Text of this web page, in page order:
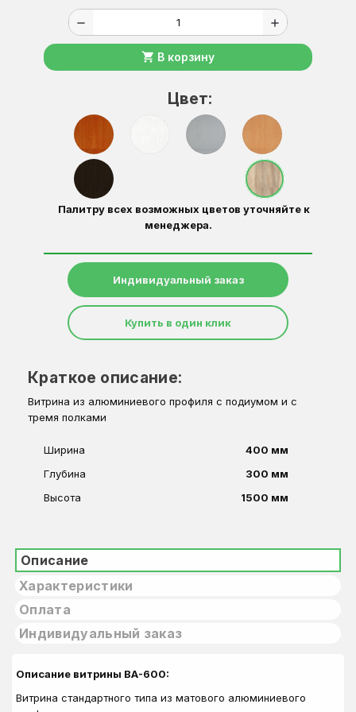
remove add
shopping_cart В корзину
Цвет:
Палитру всех возможных цветов уточняйте к
менеджера.
Индивидуальный заказ
Купить в один клик
Краткое описание:
Витрина из алюминиевого профиля с подиумом и с
тремя полками
Ширина
400 мм
Глубина
300 мм
Высота
1500 мм
Описание
Характеристики
Оплата
Индивидуальный заказ
Описание витрины ВА-600:
Витрина стандартного типа из матового алюминиевого